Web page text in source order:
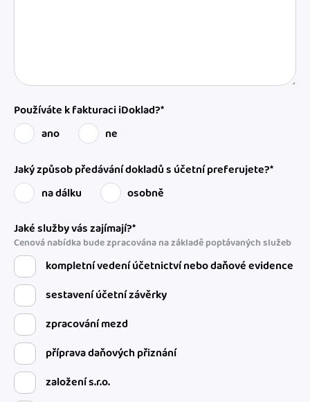
Používáte k fakturaci iDoklad?*
ano
ne
Jaký způsob předávání dokladů s účetní preferujete?*
na dálku
osobně
Jaké služby vás zajímají?*
Cenová nabídka bude zpracována na základě poptávaných služeb
kompletní vedení účetnictví nebo daňové evidence
sestavení účetní závěrky
zpracování mezd
příprava daňových přiznání
založení s.r.o.